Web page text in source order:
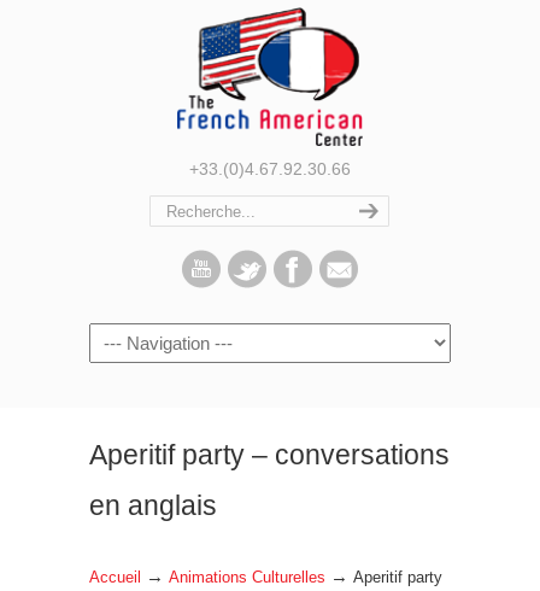
+33.(0)4.67.92.30.66
Navigation
Aperitif party – conversations
en anglais
Accueil → Animations Culturelles → Aperitif party